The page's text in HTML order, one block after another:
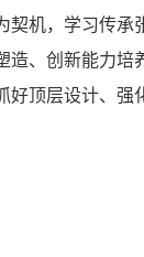
机，学习传承
、创新能力培
顶层设计、强